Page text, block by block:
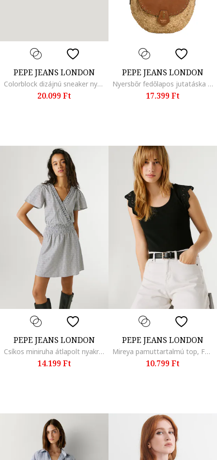
PEPE JEANS LONDON
Colorblock dizájnú sneaker nyersbőr betétekkel, Pasztellkék/Halványkék/Púderrózsaszín/Tengerészkék
20.099 Ft
PEPE JEANS LONDON
Nyersbőr fedőlapos jutatáska keresztpánttal, Barna/Szalmasárga
17.399 Ft
PEPE JEANS LONDON
Csíkos miniruha átlapolt nyakrésszel, Fehér/Sötétkék
14.199 Ft
PEPE JEANS LONDON
Mireya pamuttartalmú top, Fekete
10.799 Ft